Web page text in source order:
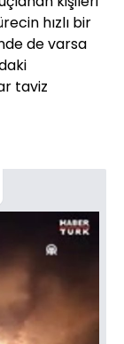
hızlı bir
de varsa
taviz